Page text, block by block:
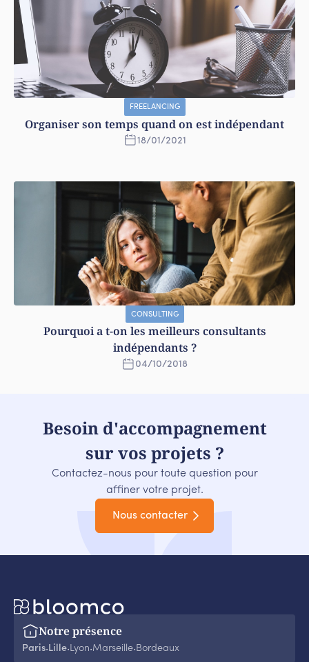
FREELANCING
Organiser son temps quand on est indépendant
18/01 /2021
CONSULTING
Pourquoi a t-on les meilleurs consultants
indépendants ?
04/10/2018
Besoin d'accompagnement
sur vos projets ?
Contactez-nous pour toute question pour
affiner votre projet.
Nous contacter
Notre présence
Paris‧ Lille‧ Lyon‧Marseille‧ Bordeaux